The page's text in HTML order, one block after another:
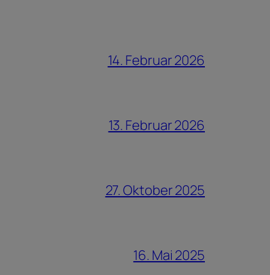
14. Februar 2026
13. Februar 2026
27. Oktober 2025
16. Mai 2025